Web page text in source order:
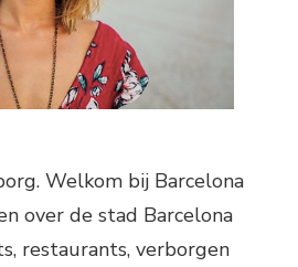
Welkom bij Barcelona
over de stad Barcelona
restaurants, verborgen